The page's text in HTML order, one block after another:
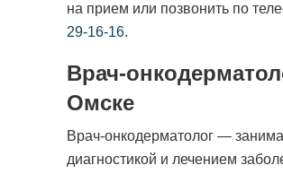
Стоимость:
Записаться
на прием или позвонить по
29-16-16.
Врач-
Омске
Врач-онкодерматолог —
диагностикой и лечением